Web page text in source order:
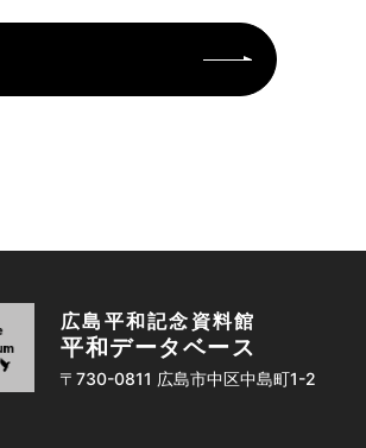
広島平和記念資料館
平和データベース
〒730-0811 広島市中区中島町1-2